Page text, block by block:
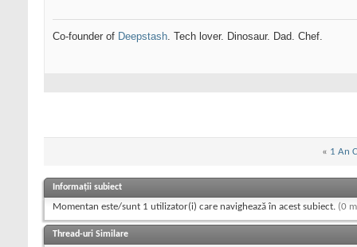
Co-founder of Deepstash. Tech lover. Dinosaur. Dad. Chef.
« 1 An
Informații subiect
Momentan este/sunt 1 utilizator(i) care navighează în acest subiect. (0
Thread-uri Similare